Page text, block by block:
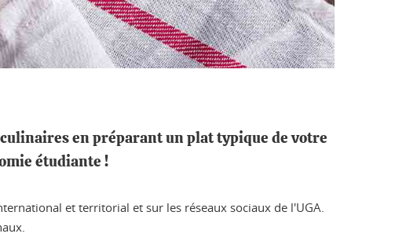
en préparant un plat typique de votre
étudiante !
et territorial et sur les réseaux sociaux de l'UGA.